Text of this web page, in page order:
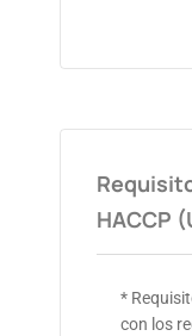
HACCP
*
con los